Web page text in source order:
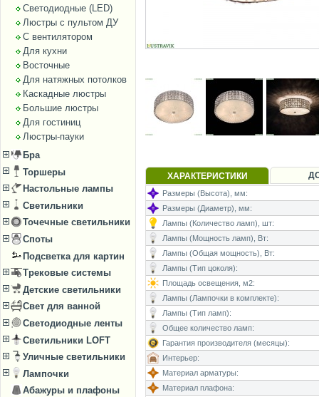
Светодиодные (LED)
Люстры с пультом ДУ
С вентилятором
Для кухни
Восточные
Для натяжных потолков
Каскадные люстры
Большие люстры
Для гостиниц
Люстры-пауки
Бра
Торшеры
Настольные лампы
Светильники
Точечные светильники
Споты
Подсветка для картин
Трековые системы
Детские светильники
Свет для ванной
Светодиодные ленты
Светильники LOFT
Уличные светильники
Лампочки
Абажуры и плафоны
ХАРАКТЕРИСТИКИ
Размеры (Высота), мм:
Размеры (Диаметр), мм:
Лампы (Количество ламп), шт:
Лампы (Мощность ламп), Вт:
Лампы (Общая мощность), Вт:
Лампы (Тип цоколя):
Площадь освещения, м2:
Лампы (Лампочки в комплекте):
Лампы (Тип ламп):
Общее количество ламп:
Гарантия производителя (месяцы):
Интерьер:
Материал арматуры:
Материал плафона: